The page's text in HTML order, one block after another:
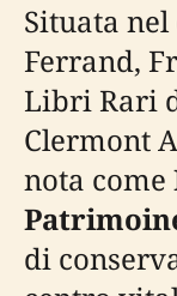
Situata
Ferrand,
Libri Rari
Clermont
nota come
di